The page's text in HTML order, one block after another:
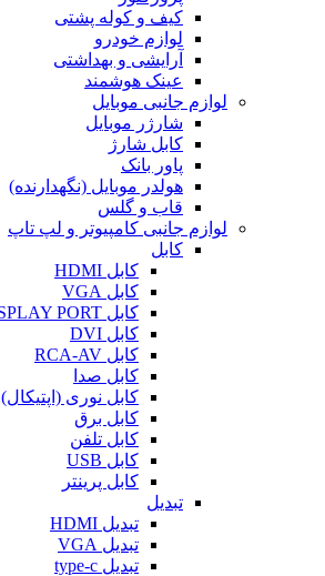
کیف و کوله پشتی
لوازم خودرو
آرایشی و بهداشتی
عینک هوشمند
لوازم جانبی موبایل
شارژر موبایل
کابل شارژ
پاور بانک
هولدر موبایل (نگهدارنده)
قاب و گلس
لوازم جانبی کامپیوتر و لپ تاپ
کابل
کابل HDMI
کابل VGA
کابل DISPLAY PORT
کابل DVI
کابل RCA-AV
کابل صدا
کابل نوری (اپتیکال)
کابل برق
کابل تلفن
کابل USB
کابل پرینتر
تبدیل
تبدیل HDMI
تبدیل VGA
تبدیل type-c